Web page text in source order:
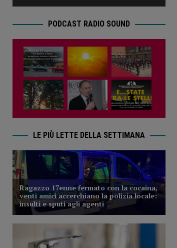
PODCAST RADIO SOUND
LE PIÙ LETTE DELLA SETTIMANA